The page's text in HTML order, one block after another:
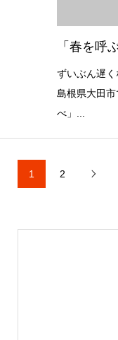
「春を呼
ずいぶん遅
島根県大田
べ」...
1 2 